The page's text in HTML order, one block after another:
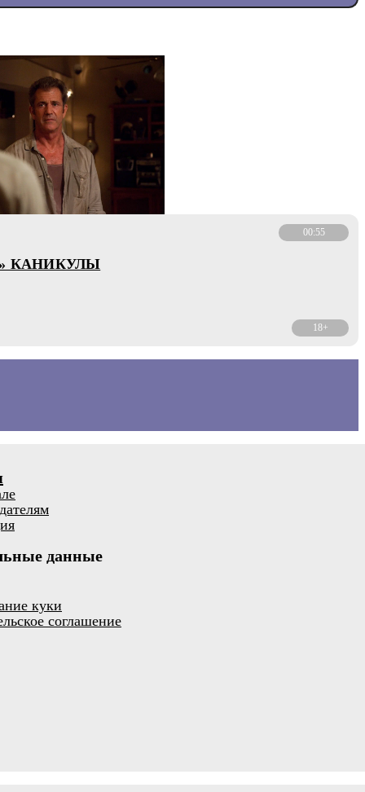
00:55
КАНИКУЛЫ
18+
данные
куки
соглашение